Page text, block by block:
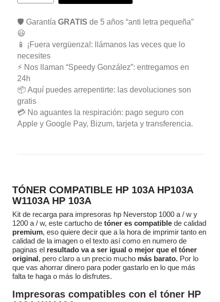
🛡️ Garantía GRATIS de 5 años “anti letra pequeña”
😃
📱 ¡Fuera vergüenza!: llámanos las veces que lo
necesites
⚡ Nos llaman “Speedy González”: entregamos en
24h
📦 Aquí puedes arrepentirte: las devoluciones son
gratis
💳 No aguantes la respiración: pago seguro con
Apple y Google Pay, Bizum, tarjeta y transferencia.
TÓNER COMPATIBLE HP 103A HP103A
W1103A HP 103A
Kit de recarga para impresoras hp Neverstop 1000 a / w y
1200 a / w, este cartucho de tóner es compatible de calidad
premium, eso quiere decir que a la hora de imprimir tanto en
calidad de la imagen o el texto así como en numero de
paginas el resultado va a ser igual o mejor que el tóner
original, pero claro a un precio mucho más barato. Por lo
que vas ahorrar dinero para poder gastarlo en lo que más
falta te haga o más lo disfrutes.
Impresoras compatibles con el tóner HP